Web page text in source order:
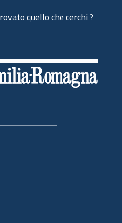
quello che cerchi ?